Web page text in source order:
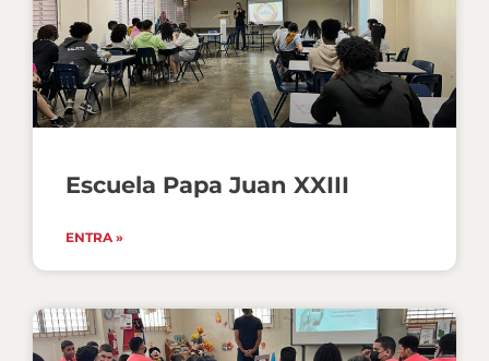
Escuela Papa Juan XXIII
ENTRA »